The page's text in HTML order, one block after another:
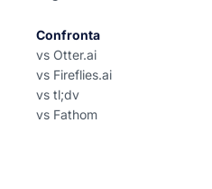
Confronta
vs Otter.ai
vs Fireflies.ai
vs tl;dv
vs Fathom